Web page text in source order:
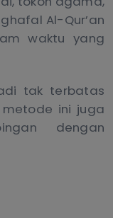
Al-Qur’an
waktu yang
tak terbatas
metode ini juga
dengan